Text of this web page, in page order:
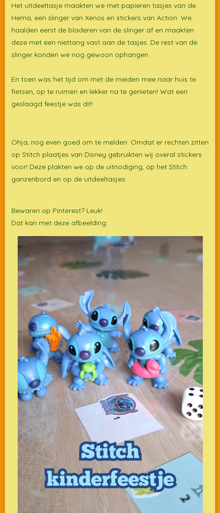
Het uitdeeltasje maakten we met papieren tasjes van de
Hema, een slinger van Xenos en stickers van Action. We
haalden eerst de bladeren van de slinger af en maakten
deze met een niettang vast aan de tasjes. De rest van de
slinger konden we nog gewoon ophangen.
En toen was het tijd om met de meiden mee naar huis te
fietsen, op te ruimen en lekker na te genieten! Wat een
geslaagd feestje was dit!
Ohja, nog even goed om te melden: Omdat er rechten zitten
op Stitch plaatjes van Disney gebruikten wij overal stickers
voor! Deze plakten we op de uitnodiging, op het Stitch
ganzenbord en op de uitdeeltasjes.
Bewaren op Pinterest? Leuk!
Dat kan met deze afbeelding: